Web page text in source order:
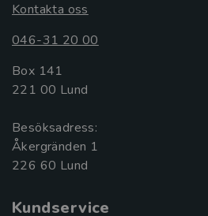
Kontakta oss
046-31 20 00
Box 141
221 00 Lund
Besöksadress:
Åkergränden 1
Kundservice